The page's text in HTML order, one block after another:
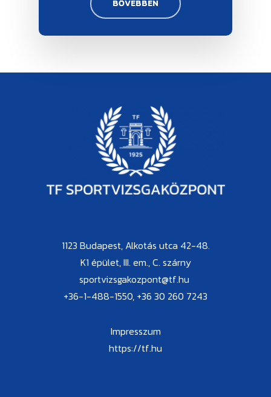
BŐVEBBEN
1123 Budapest, Alkotás utca 42-48.
K1 épület, III. em., C. szárny
sportvizsgakozpont@tf.hu
+36-1-488-1550, +36 30 260 7243
Impresszum
https://tf.hu